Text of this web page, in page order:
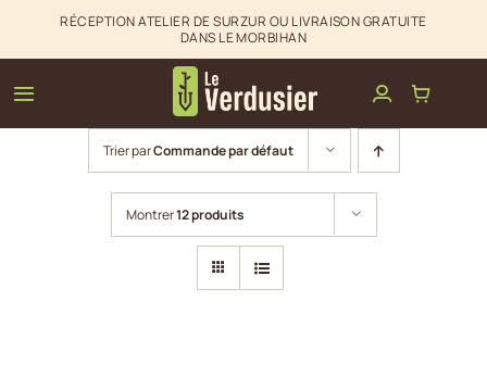
RÉCEPTION ATELIER DE SURZUR OU LIVRAISON GRATUITE
DANS LE MORBIHAN
Toggle
Navigation
Clôtures & palissades
Aménagements extérieurs
La boutique du Verdusier
Trier parCommande par défaut
Montrer12 produits